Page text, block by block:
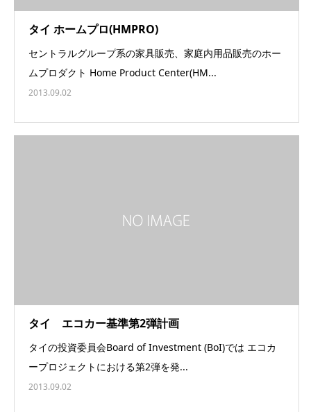
タイ ホームプロ(HMPRO)
セントラルグループ系の家具販売、家庭内用品販売のホー
ムプロダクト Home Product Center(HM...
2013.09.02
タイ エコカー基準第2弾計画
タイの投資委員会Board of Investment (BoI)では エコカ
ープロジェクトにおける第2弾を発...
2013.09.02